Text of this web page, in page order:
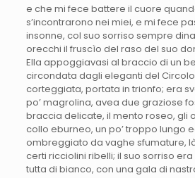
e che mi fece battere il cuore
s’incontrarono nei miei, e mi fece
insonne, col suo sorriso sempre
orecchi il fruscìo del raso del suo
Ella appoggiavasi al braccio di un
circondata dagli eleganti del
corteggiata, portata in trionfo; era
po’ magrolina, avea due graziose
braccia delicate, il mento roseo, gli
collo eburneo, un po’ troppo lungo
ombreggiato da vaghe sfumature,
certi ricciolini ribelli; il suo sorriso
tutta di bianco, con una gala di